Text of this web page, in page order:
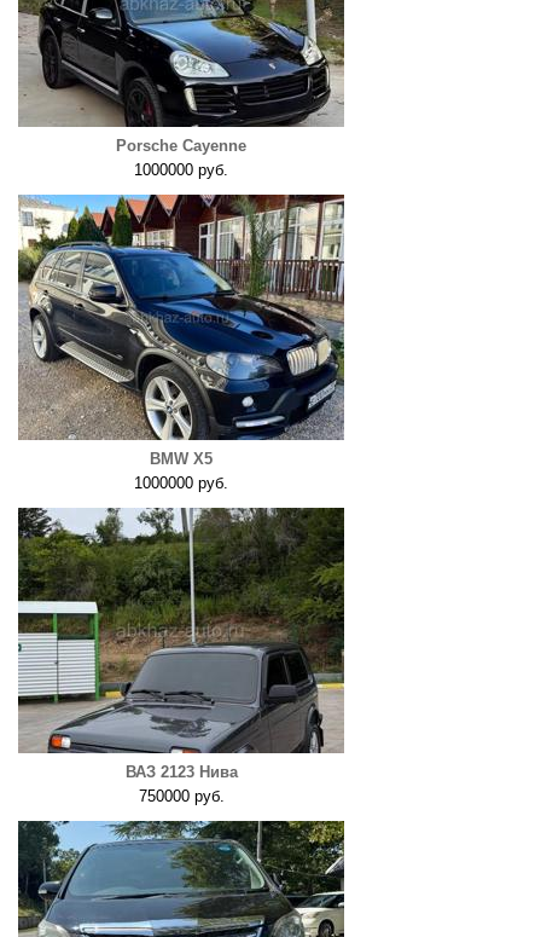
Porsche Cayenne
1000000 руб.
BMW X5
1000000 руб.
ВАЗ 2123 Нива
750000 руб.